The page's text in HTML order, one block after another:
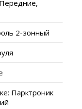
2-зонный
Парктроник